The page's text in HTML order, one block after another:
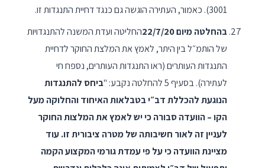
3001). כאמור, העתירה הוגשה גם כנגד דחיית התנגדות זו.
בהחלטה מיום 22/7/20
החליטה ועדת המשנה להתנגדויות
של הותמ״ל בין היתר, לאמץ את המלצת החוקר לדחיית
התנגדות העותרים (ראו התנגדות העותרים, נספח חי
לעתירה). בסעיף 5 להחלטה נקבע: "
ביחס להתנגדות
הנוגעת להכללת דב״י בטבלאות האיחוד והחלוקה מעל
הקו – הוועדה סבורה כי יש לאמץ את המלצות החוקר
לעניין זה לאור חשיבותה של מטרה ציבורית זו. עוד
מציינת הוועדה כי על פי עמדת גורמי המקצוע הקמה